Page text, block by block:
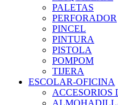
PALETAS
PERFORADOR
PINCEL
PINTURA
PISTOLA
POMPOM
TIJERA
ESCOLAR-OFICINA
ACCESORIOS